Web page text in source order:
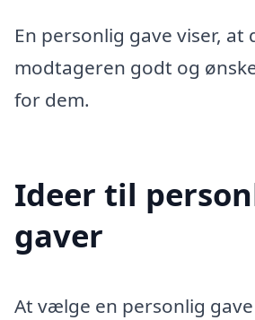
En personlig gave viser, at
modtageren godt og
for dem.
Ideer til
gaver
At vælge en personlig